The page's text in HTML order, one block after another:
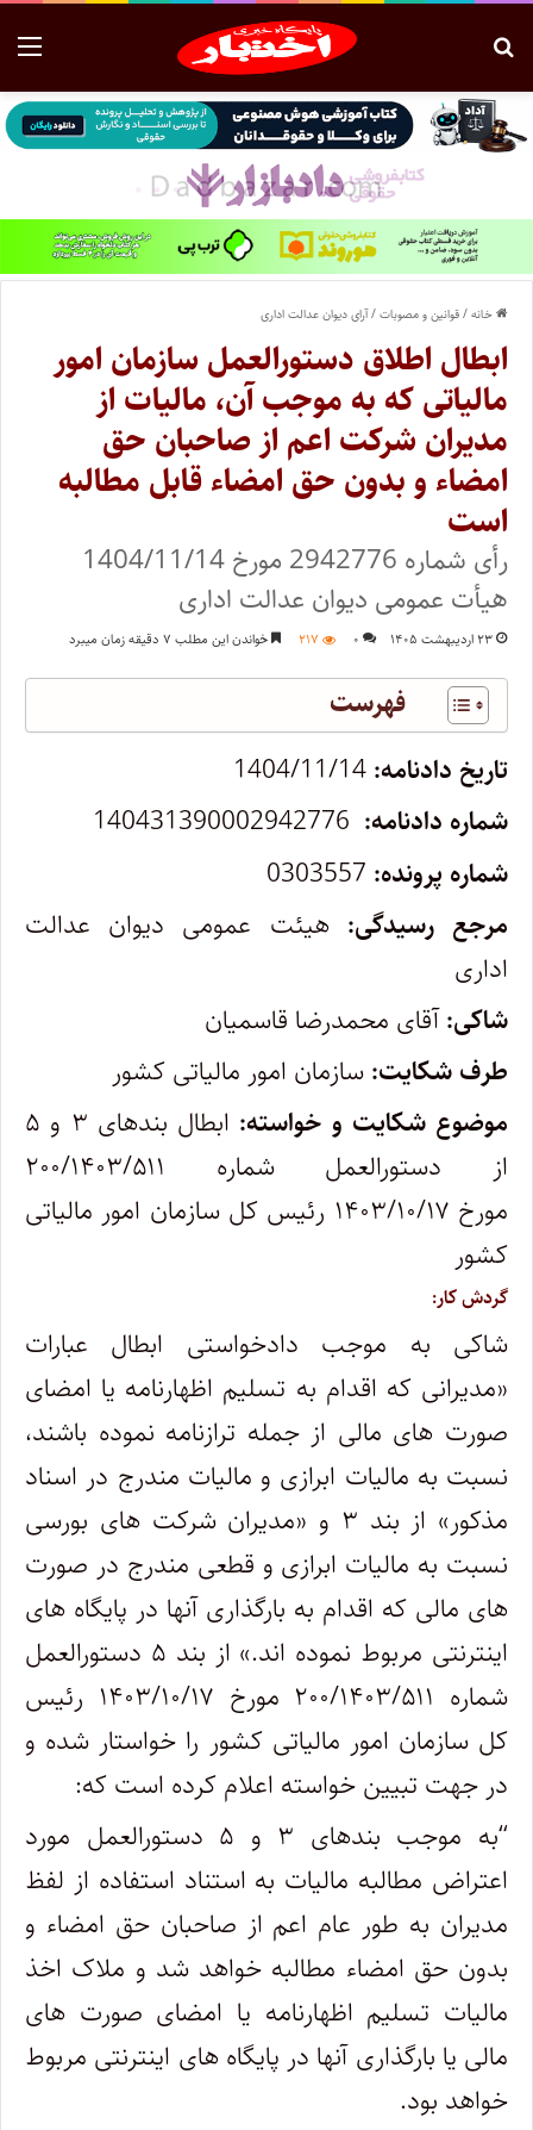
خانه/قوانین و مصوبات/آرای دیوان عدالت اداری
ابطال اطلاق دستورالعمل سازمان امور
مالیاتی که به موجب آن، مالیات از
مدیران شرکت اعم از صاحبان حق
امضاء و بدون حق امضاء قابل مطالبه
است
رأی شماره 2942776 مورخ 1404/11/14
هیأت عمومی دیوان عدالت اداری
۲۳ اردیبهشت ۱۴۰۵ ۰ ۲۱۷ خواندن این مطلب ۷ دقیقه زمان میبرد
فهرست
تاریخ دادنامه:
شماره دادنامه: 140431390002942776
شماره پرونده:
مرجع رسیدگی: هیئت عمومی دیوان عدالت
اداری
شاکی:آقای محمدرضا قاسمیان
طرف شکایت: سازمان امور مالیاتی کشور
موضوع شکایت و خواسته:
ابطال بندهای ۳ و ۵
از دستورالعمل شماره ۲۰۰/۱۴۰۳/۵۱۱
مورخ ۱۴۰۳/۱۰/۱۷ رئیس کل سازمان امور مالیاتی
کشور
گردش کار:
شاکی به موجب دادخواستی ابطال عبارات
«مدیرانی که اقدام به تسلیم اظهارنامه یا امضای
صورت های مالی از جمله ترازنامه نموده باشند،
نسبت به مالیات ابرازی و مالیات مندرج در اسناد
مذکور» از بند ۳ و «مدیران شرکت های بورسی
نسبت به مالیات ابرازی و قطعی مندرج در صورت
های مالی که اقدام به بارگذاری آنها در پایگاه های
اینترنتی مربوط نموده اند.» از بند ۵ دستورالعمل
شماره ۲۰۰/۱۴۰۳/۵۱۱ مورخ ۱۴۰۳/۱۰/۱۷ رئیس
کل سازمان امور مالیاتی کشور را خواستار شده و
در جهت تبیین خواسته اعلام کرده است که:
“به موجب بندهای ۳ و ۵ دستورالعمل مورد
اعتراض مطالبه مالیات به استناد استفاده از لفظ
مدیران به طور عام اعم از صاحبان حق امضاء و
بدون حق امضاء مطالبه خواهد شد و ملاک اخذ
مالیات تسلیم اظهارنامه یا امضای صورت های
مالی یا بارگذاری آنها در پایگاه های اینترنتی مربوط
خواهد بود.